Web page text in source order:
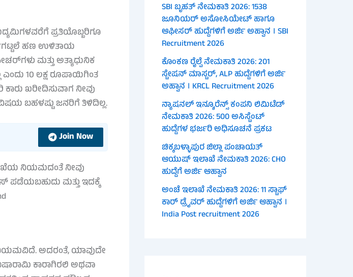
ಪ್ರತಿಯೊಬ್ಬರಿಗೂ
ಹಣ ಉಳಿತಾಯ
ಮತ್ತು ಅತ್ಯಾಧುನಿಕ
ಎಂದು 10 ಲಕ್ಷ ರೂಪಾಯಿಗಿಂತ
ಖರೀದಿಸುವಾಗ ನೀವು
ಬಹಳಷ್ಟು ಜನರಿಗೆ ತಿಳಿದಿಲ್ಲ.
Join Now
ನಿಯಮದಂತೆ ನೀವು
ಪಡೆಯಬಹುದು ಮತ್ತು ಇದಕ್ಕೆ
ಅದರಂತೆ, ಯಾವುದೇ
ಕಾರಾಗಿರಲಿ ಅಥವಾ
SBI ಬೃಹತ್ ನೇಮಕಾತಿ 2026: 1538
ಜೂನಿಯರ್ ಅಸೋಸಿಯೇಟ್ ಹಾಗೂ
ಆಫೀಸರ್ ಹುದ್ದೆಗಳಿಗೆ ಅರ್ಜಿ ಅಹ್ವಾನ । SBI
Recruitment 2026
ಕೊಂಕಣ ರೈಲ್ವೆ ನೇಮಕಾತಿ 2026: 201
ಸ್ಟೇಷನ್ ಮಾಸ್ಟರ್, ALP ಹುದ್ದೆಗಳಿಗೆ ಅರ್ಜಿ
ಅಹ್ವಾನ । KRCL Recruitment 2026
ನ್ಯಾಷನಲ್ ಇನ್ಶೂರೆನ್ಸ್ ಕಂಪನಿ ಲಿಮಿಟೆಡ್
ನೇಮಕಾತಿ 2026: 500 ಅಸಿಸ್ಟೆಂಟ್
ಹುದ್ದೆಗಳ ಭರ್ಜರಿ ಅಧಿಸೂಚನೆ ಪ್ರಕಟ
ಚಿಕ್ಕಬಳ್ಳಾಪುರ ಜಿಲ್ಲಾ ಪಂಚಾಯತ್
ಆಯುಷ್ ಇಲಾಖೆ ನೇಮಕಾತಿ 2026: CHO
ಹುದ್ದೆಗೆ ಅರ್ಜಿ ಆಹ್ವಾನ
ಅಂಚೆ ಇಲಾಖೆ ನೇಮಕಾತಿ 2026: 11 ಸ್ಟಾಫ್
ಕಾರ್ ಡ್ರೈವರ್ ಹುದ್ದೆಗಳಿಗೆ ಅರ್ಜಿ ಆಹ್ವಾನ ।
India Post recruitment 2026